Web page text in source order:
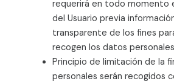
requerirá en todo momento
del Usuario previa
transparente de los fines
recogen los datos
Principio de limitación de la
personales serán recogidos